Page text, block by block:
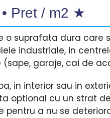
Pret / m2 ★
o suprafata dura care
industriale, in
(sape, garaje, cai de
in interior sau in
optional cu un strat
pentru a nu se